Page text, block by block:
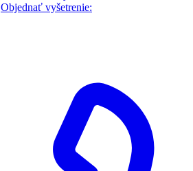
Objednať vyšetrenie: